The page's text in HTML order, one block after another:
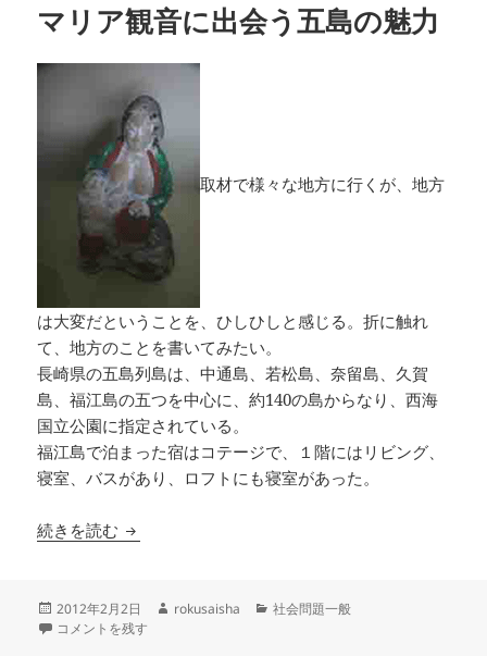
マリア観音に出会う五島の魅力
取材で様々な地方に行くが、地方
は大変だということを、ひしひしと感じる。折に触れ
て、地方のことを書いてみたい。
長崎県の五島列島は、中通島、若松島、奈留島、久賀
島、福江島の五つを中心に、約140の島からなり、西海
国立公園に指定されている。
福江島で泊まった宿はコテージで、１階にはリビング、
寝室、バスがあり、ロフトにも寝室があった。
続きを読む マリア観音に出会う五島の魅力
投
稿
2012年2月2日
作
rokusaisha
カ
社会問題一般
マリア観音に出会う五島の魅力 に
コメントを残す